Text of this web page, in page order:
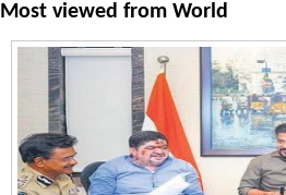
Most viewed from World